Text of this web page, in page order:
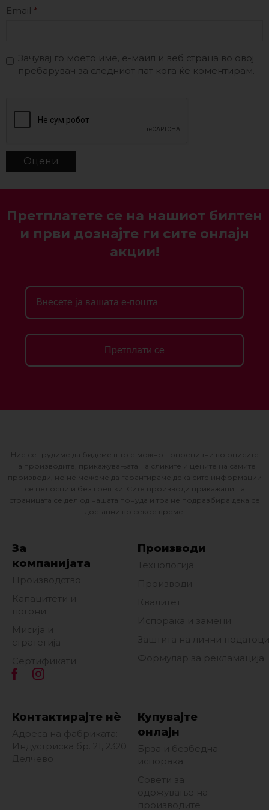
Email *
Зачувај го моето име, е-маил и веб страна во овој
пребарувач за следниот пат кога ќе коментирам.
Претплатете се на нашиот билтен
и први дознајте ги сите онлајн
акции!
Претплати се
Ние се трудиме да бидеме што е можно попрецизни во описите
на производите, прикажувањата на сликите и цените на самите
производи, но не можеме да гарантираме дека сите информации
се целосни и без грешки. Сите производи прикажани на
страницата се дел од нашата понуда и тоа не подразбира дека се
достапни во секое време.
За
компанијата
Производство
Капацитети и
погони
Мисија и
стратегија
Сертификати
Производи
Технологија
Производи
Квалитет
Испорака и замени
Заштита на лични податоци
Формулар за рекламација
Контактирајте нè
Адреса на фабриката:
Индустриска бр. 21, 2320
Делчево
Купувајте
онлајн
Брза и безбедна
испорака
Совети за
одржување на
производите